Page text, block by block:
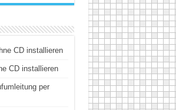
CD installieren
CD installieren
per